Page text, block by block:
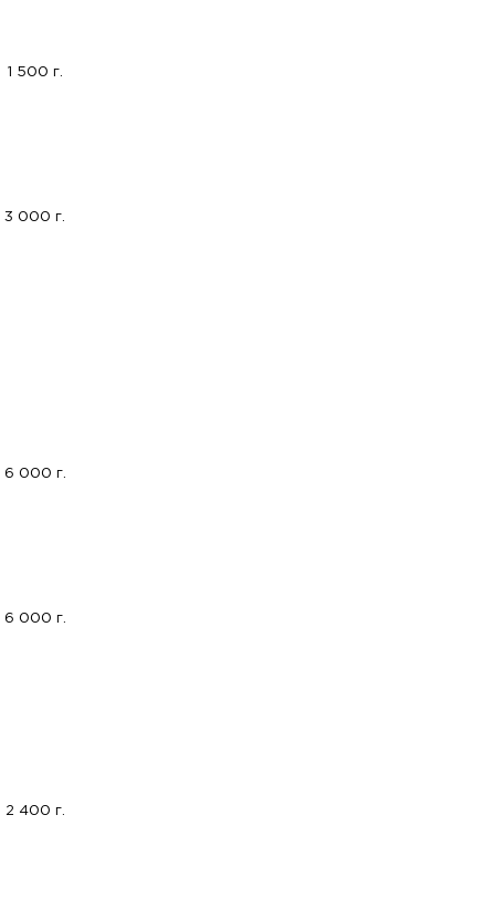
1 500 г.
3 000 г.
6 000 г.
6 000 г.
2 400 г.